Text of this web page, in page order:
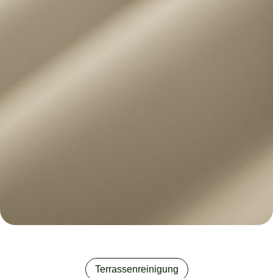
Terrassenreinigung